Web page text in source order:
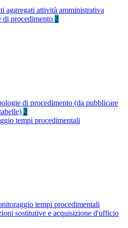
aggregati attività amministrativa
di procedimento 2
di procedimento (da pubblicare
2
tempi procedimentali
tempi procedimentali
sostitutive e acquisizione d'ufficio